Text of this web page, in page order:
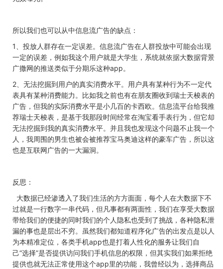
所以我们也可以从中信息流广告的缺点：
1、投放人群存在一定误差。信息流广告在人群投放中可能会出现
一定的误差，例如我这个用户就是大学生，系统就依据大数据背景
广撒网的推送类似于分期乐这种app。
2、无法挖掘到用户的真实消费水平。用户具有某种行为不一定代
表具有某种消费能力。比如我之前也有在朋友圈收到瑞士天梭表的
广告，但我的实际消费水平是小几百的卡西欧。信息流平台给我推
荐瑞士天梭表，是基于我那段时间经常在淘宝看手表行为，但它却
无法挖掘到我的真实消费水平。并且我也发现这个问题不止我一个
人，我周围的男生也被会被推荐宝马奥迪这样的豪车广告，所以这
也是互联网广告的一大漏洞。
反思：
大数据已经渗透入了我们生活的方方面面，每个人在大数据下不
过就是一行数字一串代码，但凡事都有两面性，我们在享受大数据
带给我们的便捷的同时我们的个人隐私也受到了挑战，各种隐私泄
漏的事也是层出不穷。虽然我们都知道程序化广告的出发点是以人
为本精准定位，各类手机app也是打着人性化的服务让我们自
己“选择”是否提供访问我们手机信息的权限，但其实我们如果拒绝
提供也就无法正常使用这个app里的功能，我曾经以为，选择商品